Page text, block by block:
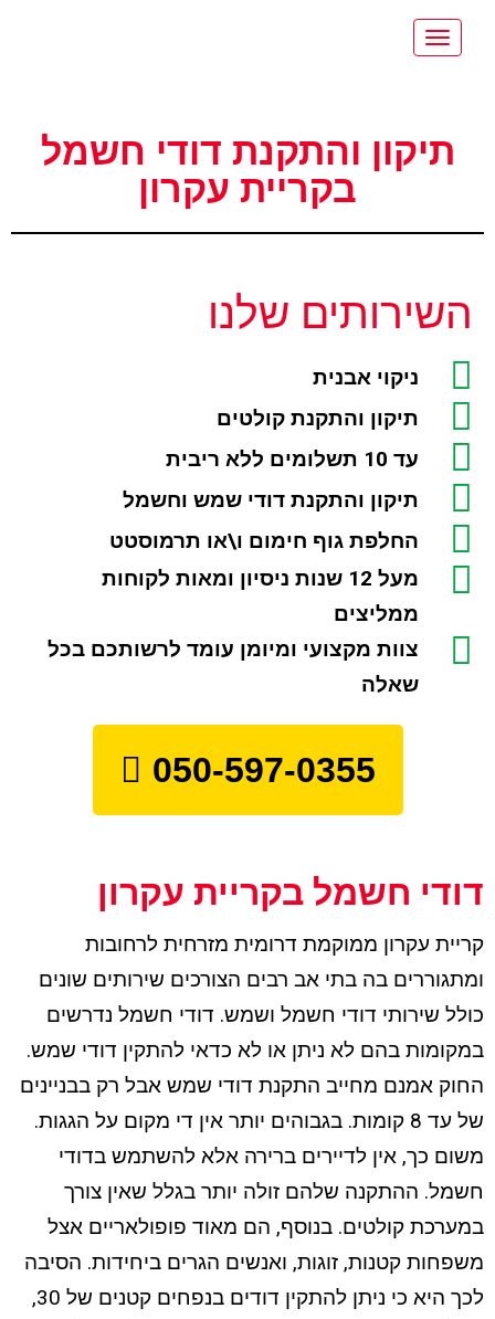
תפריט
תיקון והתקנת דודי חשמל
בקריית עקרון
השירותים שלנו
ניקוי אבנית
תיקון והתקנת קולטים
עד 10 תשלומים ללא ריבית
תיקון והתקנת דודי שמש וחשמל
החלפת גוף חימום ו\או תרמוסטט
מעל 12 שנות ניסיון ומאות לקוחות
ממליצים
צוות מקצועי ומיומן עומד לרשותכם בכל
שאלה
050-597-0355
דודי חשמל בקריית עקרון
קריית עקרון ממוקמת דרומית מזרחית לרחובות
ומתגוררים בה בתי אב רבים הצורכים שירותים שונים
כולל שירותי דודי חשמל ושמש. דודי חשמל נדרשים
במקומות בהם לא ניתן או לא כדאי להתקין דודי שמש.
החוק אמנם מחייב התקנת דודי שמש אבל רק בבניינים
של עד 8 קומות. בגבוהים יותר אין די מקום על הגגות.
משום כך, אין לדיירים ברירה אלא להשתמש בדודי
חשמל. ההתקנה שלהם זולה יותר בגלל שאין צורך
במערכת קולטים. בנוסף, הם מאוד פופולאריים אצל
משפחות קטנות, זוגות, ואנשים הגרים ביחידות. הסיבה
לכך היא כי ניתן להתקין דודים בנפחים קטנים של 30,